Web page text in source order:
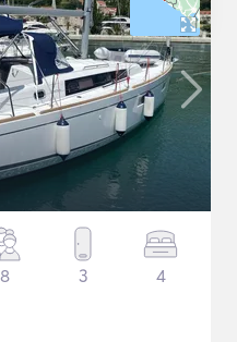
8 3 4